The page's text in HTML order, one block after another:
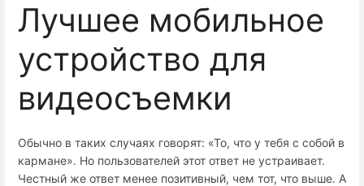
Лучшее мобильное
устройство для
видеосъемки
Обычно в таких случаях говорят: «То, что у тебя с собой в
кармане». Но пользователей этот ответ не устраивает.
Честный же ответ менее позитивный, чем тот, что выше. А